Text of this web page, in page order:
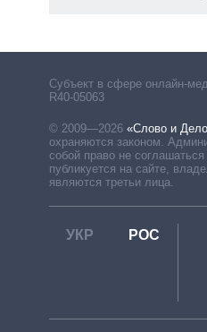
Субъект в сфере онлайн-
R40-05063
© 2009—2026 «Слово и
охраняются законом.
собой право не
публикуется на сайте,
являются третьи лица.
УКР РОС